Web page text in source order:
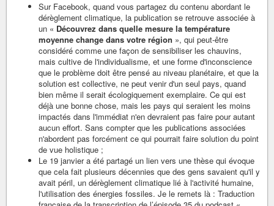
Sur Facebook, quand vous partagez du contenu abordant le
dérèglement climatique, la publication se retrouve associée à
un « Découvrez dans quelle mesure la température
moyenne change dans votre région », qui peut-être
considéré comme une façon de sensibiliser les chauvins,
mais cultive de l'individualisme, et une forme d'inconscience
que le problème doit être pensé au niveau planétaire, et que la
solution est collective, ne peut venir d'un seul pays, quand
bien même il serait écologiquement exemplaire. Ce qui est
déjà une bonne chose, mais les pays qui seraient les moins
impactés dans l'immédiat n'en devraient pas faire pour autant
aucun effort. Sans compter que les publications associées
n'abordent pas forcément ce qui pourrait faire solution du point
de vue holistique ;
Le 19 janvier a été partagé un lien vers une thèse qui évoque
que cela fait plusieurs décennies que des gens savaient qu'il y
avait péril, un dérèglement climatique lié à l'activité humaine,
l'utilisation des énergies fossiles. Je le remets là : Traduction